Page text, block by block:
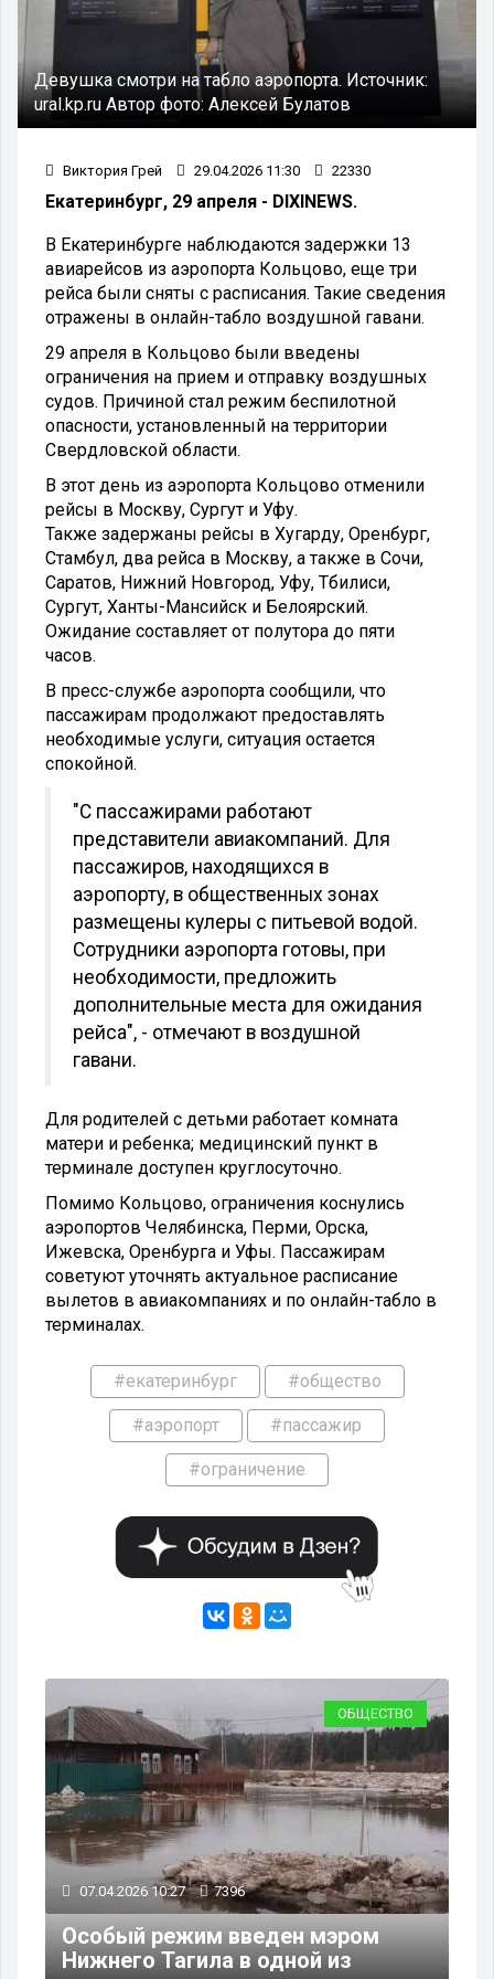
Девушка смотри на табло аэропорта. Источник:
ural.kp.ru Автор фото: Алексей Булатов
Виктория Грей 29.04.2026 11:30 22330
Екатеринбург, 29 апреля - DIXINEWS.
В Екатеринбурге наблюдаются задержки 13
авиарейсов из аэропорта Кольцово, еще три
рейса были сняты с расписания. Такие сведения
отражены в онлайн-табло воздушной гавани.
29 апреля в Кольцово были введены
ограничения на прием и отправку воздушных
судов. Причиной стал режим беспилотной
опасности, установленный на территории
Свердловской области.
В этот день из аэропорта Кольцово отменили
рейсы в Москву, Сургут и Уфу.
Также задержаны рейсы в Хугарду, Оренбург,
Стамбул, два рейса в Москву, а также в Сочи,
Саратов, Нижний Новгород, Уфу, Тбилиси,
Сургут, Ханты-Мансийск и Белоярский.
Ожидание составляет от полутора до пяти
часов.
В пресс-службе аэропорта сообщили, что
пассажирам продолжают предоставлять
необходимые услуги, ситуация остается
спокойной.
"С пассажирами работают
представители авиакомпаний. Для
пассажиров, находящихся в
аэропорту, в общественных зонах
размещены кулеры с питьевой водой.
Сотрудники аэропорта готовы, при
необходимости, предложить
дополнительные места для ожидания
рейса", - отмечают в воздушной
гавани.
Для родителей с детьми работает комната
матери и ребенка; медицинский пункт в
терминале доступен круглосуточно.
Помимо Кольцово, ограничения коснулись
аэропортов Челябинска, Перми, Орска,
Ижевска, Оренбурга и Уфы. Пассажирам
советуют уточнять актуальное расписание
вылетов в авиакомпаниях и по онлайн-табло в
терминалах.
#екатеринбург #общество
#аэропорт #пассажир
#ограничение
ОБЩЕСТВО
07.04.2026 10:27 7396
Особый режим введен мэром
Нижнего Тагила в одной из